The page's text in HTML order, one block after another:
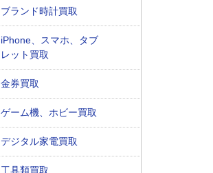
ブランド時計買取
iPhone、スマホ、タブ
レット買取
金券買取
ゲーム機、ホビー買取
デジタル家電買取
工具類買取